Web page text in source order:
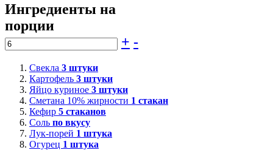
Ингредиенты на
порции
+ -
Свекла 3 штуки
Картофель 3 штуки
Яйцо куриное 3 штуки
Сметана 10% жирности 1 стакан
Кефир 5 стаканов
Соль по вкусу
Лук-порей 1 штука
Огурец 1 штука